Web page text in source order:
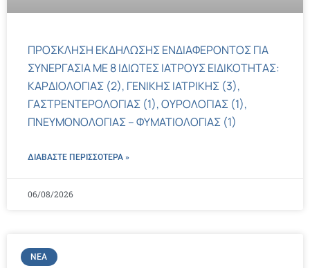
ΠΡΟΣΚΛΗΣΗ ΕΚΔΗΛΩΣΗΣ ΕΝΔΙΑΦΕΡΟΝΤΟΣ ΓΙΑ
ΣΥΝΕΡΓΑΣΙΑ ΜΕ 8 ΙΔΙΩΤΕΣ ΙΑΤΡΟΥΣ ΕΙΔΙΚΟΤΗΤΑΣ:
ΚΑΡΔΙΟΛΟΓΙΑΣ (2), ΓΕΝΙΚΗΣ ΙΑΤΡΙΚΗΣ (3),
ΓΑΣΤΡΕΝΤΕΡΟΛΟΓΙΑΣ (1), ΟΥΡΟΛΟΓΙΑΣ (1),
ΠΝΕΥΜΟΝΟΛΟΓΙΑΣ – ΦΥΜΑΤΙΟΛΟΓΙΑΣ (1)
ΔΙΑΒΑΣΤΕ ΠΕΡΙΣΣΌΤΕΡΑ »
06/08/2026
ΝΈΑ